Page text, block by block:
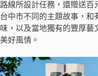
路線所設計任務，還贈送百
台中市不同的主題故事，和
味，以及當地獨有的豐厚藝
美好風情。